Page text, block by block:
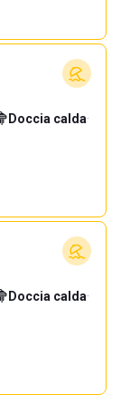
Doccia calda·
Doccia calda·